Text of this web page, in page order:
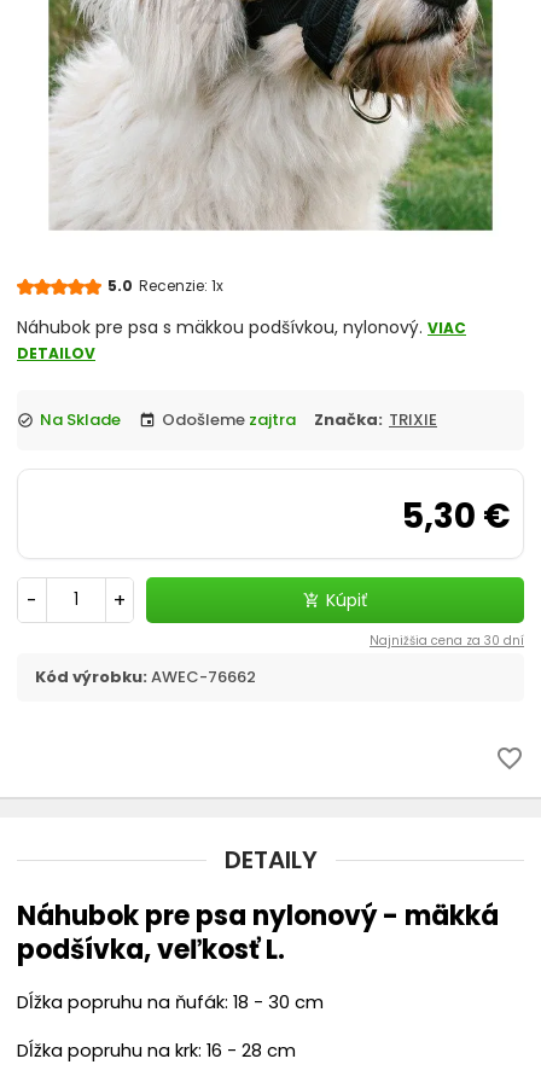
Vitamíny a liečivá
Hračky
Prepravky
Cestovanie so psom
Flexi, Amigo - vodítko samonavíjacie chevron_right
Vodítka
Obojky
Strojčeky na strihanie
Kozmetika a hygiena chevron_right
Výcvik a šport
Dvierka
Elektronické a GPS obojky
5.0 Recenzie: 1x
Náhubok pre psa s mäkkou podšívkou, nylonový. VIAC
DETAILOV
check_circle Na Sklade event Odošleme zajtra Značka: TRIXIE
5,30 €
- + add_shopping_cart Kúpiť
Najnižšia cena za 30 dní
Kód výrobku: AWEC-76662
favorite_border
DETAILY
Náhubok pre psa nylonový - mäkká
podšívka, veľkosť L.
Dĺžka popruhu na ňufák: 18 - 30 cm
Dĺžka popruhu na krk: 16 - 28 cm